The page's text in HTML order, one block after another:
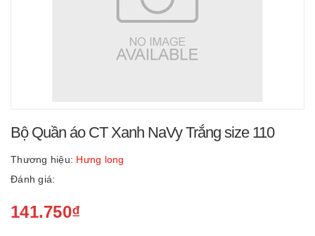
Bộ Quần áo CT Xanh NaVy Trắng size 110
Thương hiệu: Hưng long
Đánh giá:
141.750₫